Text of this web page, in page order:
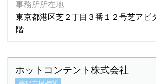
事務所所在地
東京都港区芝２丁目３番１２号芝アビ
階
ホットコンテント株式会社